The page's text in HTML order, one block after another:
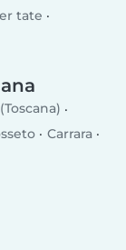
tate
Carrara